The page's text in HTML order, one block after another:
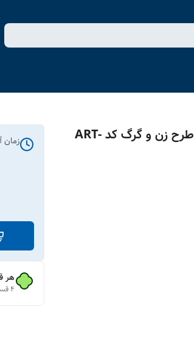
تابلو بوم چاپی لاویا طرح زن و گرگ کد ART-
زمان
هر
۴ قسط ماهانه. بدون سود، چک و ضامن.